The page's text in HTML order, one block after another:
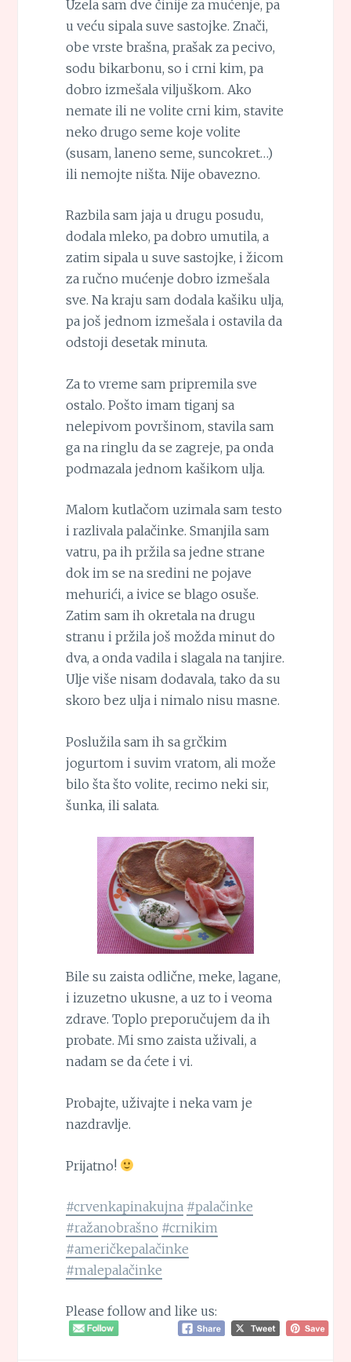
Uzela sam dve činije za mućenje, pa
u veću sipala suve sastojke. Znači,
obe vrste brašna, prašak za pecivo,
sodu bikarbonu, so i crni kim, pa
dobro izmešala viljuškom. Ako
nemate ili ne volite crni kim, stavite
neko drugo seme koje volite
(susam, laneno seme, suncokret…)
ili nemojte ništa. Nije obavezno.
Razbila sam jaja u drugu posudu,
dodala mleko, pa dobro umutila, a
zatim sipala u suve sastojke, i žicom
za ručno mućenje dobro izmešala
sve. Na kraju sam dodala kašiku ulja,
pa još jednom izmešala i ostavila da
odstoji desetak minuta.
Za to vreme sam pripremila sve
ostalo. Pošto imam tiganj sa
nelepivom površinom, stavila sam
ga na ringlu da se zagreje, pa onda
podmazala jednom kašikom ulja.
Malom kutlačom uzimala sam testo
i razlivala palačinke. Smanjila sam
vatru, pa ih pržila sa jedne strane
dok im se na sredini ne pojave
mehurići, a ivice se blago osuše.
Zatim sam ih okretala na drugu
stranu i pržila još možda minut do
dva, a onda vadila i slagala na tanjire.
Ulje više nisam dodavala, tako da su
skoro bez ulja i nimalo nisu masne.
Poslužila sam ih sa grčkim
jogurtom i suvim vratom, ali može
bilo šta što volite, recimo neki sir,
šunka, ili salata.
Bile su zaista odlične, meke, lagane,
i izuzetno ukusne, a uz to i veoma
zdrave. Toplo preporučujem da ih
probate. Mi smo zaista uživali, a
nadam se da ćete i vi.
Probajte, uživajte i neka vam je
nazdravlje.
Prijatno!
#crvenkapinakujna #palačinke
#ražanobrašno #crnikim
#američkepalačinke
#malepalačinke
Please follow and like us: